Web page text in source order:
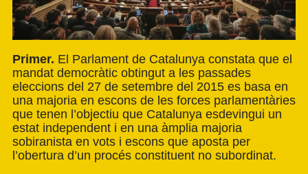
Primer. El Parlament de Catalunya constata que el
mandat democràtic obtingut a les passades
eleccions del 27 de setembre del 2015 es basa en
una majoria en escons de les forces parlamentàries
que tenen l’objectiu que Catalunya esdevingui un
estat independent i en una àmplia majoria
sobiranista en vots i escons que aposta per
l’obertura d’un procés constituent no subordinat.